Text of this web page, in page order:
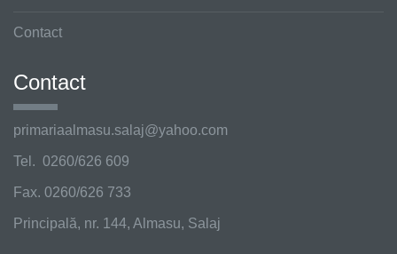
Contact
Contact
primariaalmasu.salaj@yahoo.com
Tel. 0260/626 609
Fax. 0260/626 733
Principală, nr. 144, Almasu, Salaj